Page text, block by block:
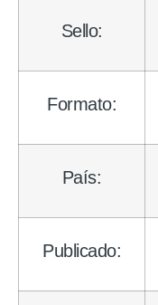
Sello:
Formato:
País:
Publicado: